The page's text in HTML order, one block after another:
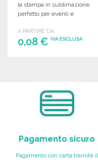
la stampa in sublimazione,
perfetto per eventi e
A PARTIRE DA
0,08 € IVA ESCLUSA
Pagamento sicuro
Pagamento con carta tramite il